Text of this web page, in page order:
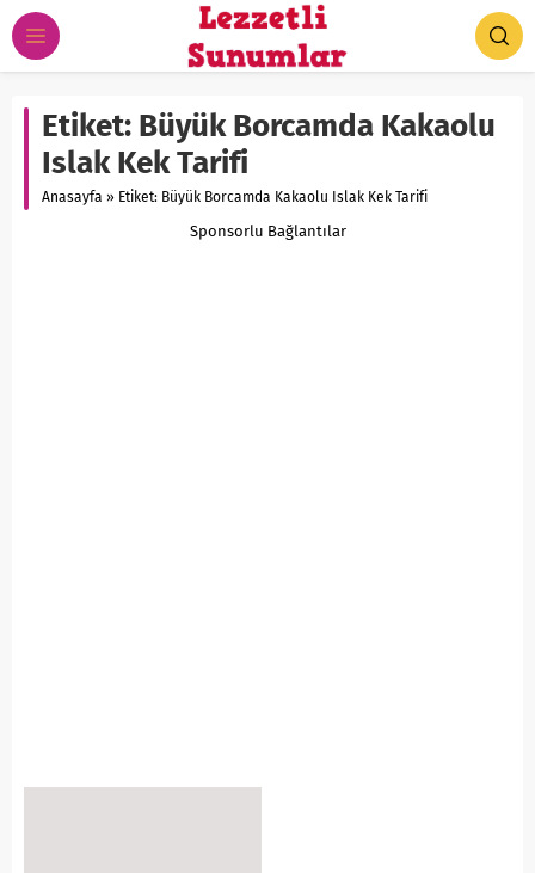
Etiket: Büyük Borcamda Kakaolu
Islak Kek Tarifi
Anasayfa » Etiket: Büyük Borcamda Kakaolu Islak Kek Tarifi
Sponsorlu Bağlantılar